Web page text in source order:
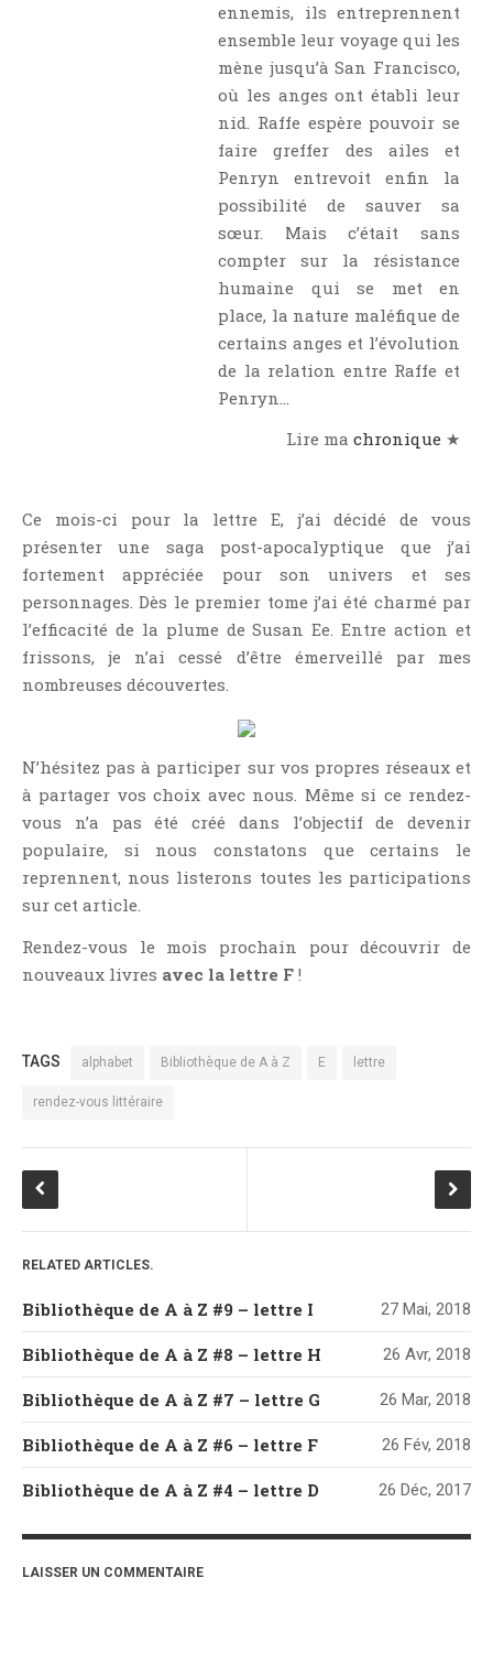
ennemis, ils entreprennent
ensemble leur voyage qui les
mène jusqu’à San Francisco,
où les anges ont établi leur
nid. Raffe espère pouvoir se
faire greffer des ailes et
Penryn entrevoit enfin la
possibilité de sauver sa
sœur. Mais c’était sans
compter sur la résistance
humaine qui se met en
place, la nature maléfique de
certains anges et l’évolution
de la relation entre Raffe et
Penryn…
Lire ma chronique ★
Ce mois-ci pour la lettre E, j’ai décidé de vous
présenter une saga post-apocalyptique que j’ai
fortement appréciée pour son univers et ses
personnages. Dès le premier tome j’ai été charmé par
l’efficacité de la plume de Susan Ee. Entre action et
frissons, je n’ai cessé d’être émerveillé par mes
nombreuses découvertes.
N’hésitez pas à participer sur vos propres réseaux et
à partager vos choix avec nous. Même si ce rendez-
vous n’a pas été créé dans l’objectif de devenir
populaire, si nous constatons que certains le
reprennent, nous listerons toutes les participations
sur cet article.
Rendez-vous le mois prochain pour découvrir de
nouveaux livres avec la lettre F !
TAGS alphabet Bibliothèque de A à Z E lettre
rendez-vous littéraire
RELATED ARTICLES.
Bibliothèque de A à Z #9 – lettre I 27 Mai, 2018
Bibliothèque de A à Z #8 – lettre H 26 Avr, 2018
Bibliothèque de A à Z #7 – lettre G 26 Mar, 2018
Bibliothèque de A à Z #6 – lettre F 26 Fév, 2018
Bibliothèque de A à Z #4 – lettre D 26 Déc, 2017
LAISSER UN COMMENTAIRE